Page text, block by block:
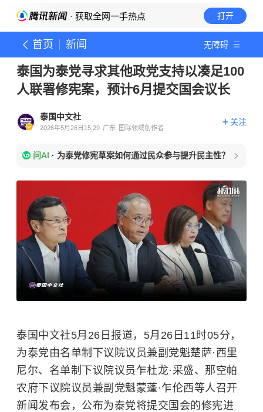
· 获取全网一手热点 打开
首页 新闻 无障碍
泰国为泰党寻求其他政党支持以凑足100
人联署修宪案，预计6月提交国会议长
泰国中文社
2026年5月26日15:29 广东 国际领域创作者
关注
问AI · 为泰党修宪草案如何通过民众参与提升民主性？
泰国中文社5月26日报道，5月26日11时05分，
为泰党由名单制下议院议员兼副党魁楚萨·西里
尼尔、名单制下议院议员乍杜龙·采盛、那空帕
农府下议院议员兼副党魁蒙蓬·乍伦西等人召开
新闻发布会，公布为泰党将提交国会的修宪进